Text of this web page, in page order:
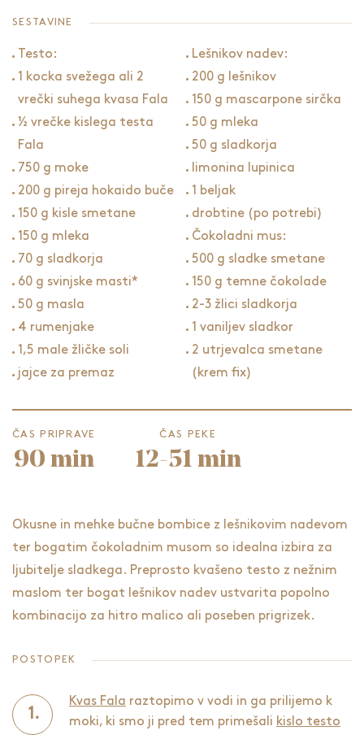
SESTAVINE
Testo:
1 kocka svežega ali 2
vrečki suhega kvasa Fala
½ vrečke kislega testa
Fala
750 g moke
200 g pireja hokaido buče
150 g kisle smetane
150 g mleka
70 g sladkorja
60 g svinjske masti*
50 g masla
4 rumenjake
1,5 male žličke soli
jajce za premaz
Lešnikov nadev:
200 g lešnikov
150 g mascarpone sirčka
50 g mleka
50 g sladkorja
limonina lupinica
1 beljak
drobtine (po potrebi)
Čokoladni mus:
500 g sladke smetane
150 g temne čokolade
2-3 žlici sladkorja
1 vaniljev sladkor
2 utrjevalca smetane
(krem fix)
ČAS PRIPRAVE
90 min
ČAS PEKE
12-51 min
Okusne in mehke bučne bombice z lešnikovim nadevom
ter bogatim čokoladnim musom so idealna izbira za
ljubitelje sladkega. Preprosto kvašeno testo z nežnim
maslom ter bogat lešnikov nadev ustvarita popolno
kombinacijo za hitro malico ali poseben prigrizek.
POSTOPEK
Kvas Fala raztopimo v vodi in ga prilijemo k
moki, ki smo ji pred tem primešali kislo testo